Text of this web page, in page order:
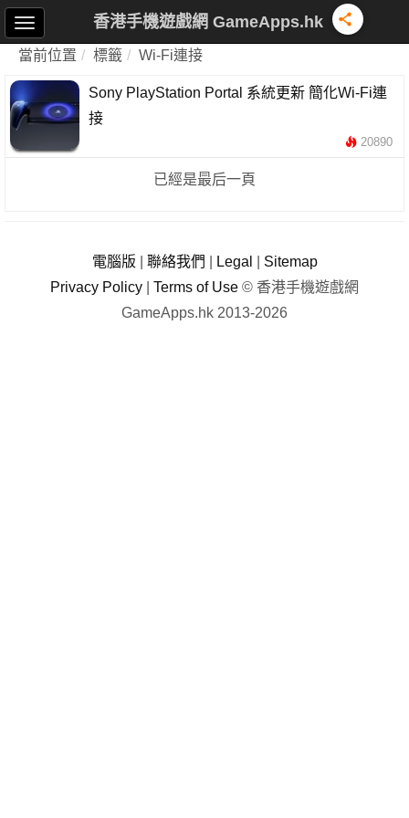
香港手機遊戲網 GameApps.hk
當前位置 標籤 Wi-Fi連接
Sony PlayStation Portal 系統更新 簡化Wi-Fi連
接
20890
已經是最后一頁
電腦版 聯絡我們 Legal
Sitemap
Privacy Policy
Terms of Use © 香港手機遊戲網
GameApps.hk 2013-2026